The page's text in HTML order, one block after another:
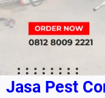
Jasa Pest